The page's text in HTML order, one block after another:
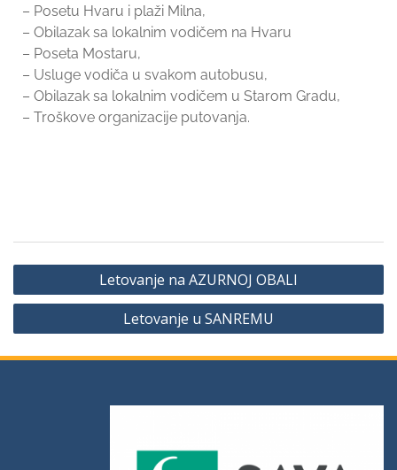
– Posetu Hvaru i plaži Milna,
– Obilazak sa lokalnim vodičem na Hvaru
– Poseta Mostaru,
– Usluge vodiča u svakom autobusu,
– Obilazak sa lokalnim vodičem u Starom Gradu,
– Troškove organizacije putovanja.
Letovanje na AZURNOJ OBALI
Letovanje u SANREMU